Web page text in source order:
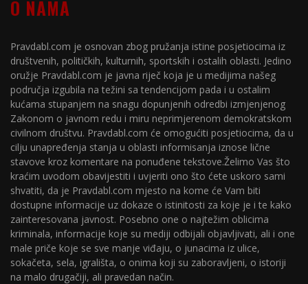
O NAMA
Pravdabl.com je osnovan zbog pružanja istine posjetiocima iz
društvenih, političkih, kulturnih, sportskih i ostalih oblasti. Jedino
oružje Pravdabl.com je javna riječ koja je u medijima našeg
područja izgubila na težini sa tendencijom pada i u ostalim
kućama stupanjem na snagu dopunjenih odredbi izmjenjenog
Zakonom o javnom redu i miru neprimjerenom demokratskom
civilnom društvu. Pravdabl.com će omogućiti posjetiocima, da u
cilju unapređenja stanja u oblasti informisanja iznose lične
stavove kroz komentare na ponuđene tekstove.Želimo Vas što
kraćim uvodom obavijestiti i uvjeriti ono što ćete uskoro sami
shvatiti, da je Pravdabl.com mjesto na kome će Vam biti
dostupne informacije uz dokaze o istinitosti za koje je i te kako
zainteresovana javnost. Posebno one o najtežim oblicima
kriminala, informacije koje su mediji odbijali objavljivati, ali i one
male priče koje se sve manje viđaju, o junacima iz ulice,
sokačeta, sela, igrališta, o onima koji su zaboravljeni, o istoriji
na malo drugačiji, ali pravedan način.